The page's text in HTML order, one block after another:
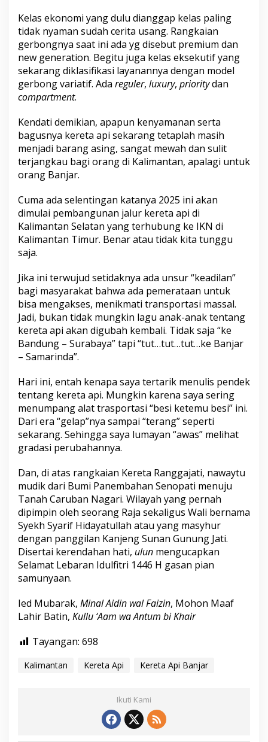
Kelas ekonomi yang dulu dianggap kelas paling
tidak nyaman sudah cerita usang. Rangkaian
gerbongnya saat ini ada yg disebut premium dan
new generation. Begitu juga kelas eksekutif yang
sekarang diklasifikasi layanannya dengan model
gerbong variatif. Ada reguler, luxury, prioritydan
compartment.
Kendati demikian, apapun kenyamanan serta
bagusnya kereta api sekarang tetaplah masih
menjadi barang asing, sangat mewah dan sulit
terjangkau bagi orang di Kalimantan, apalagi untuk
orang Banjar.
Cuma ada selentingan katanya 2025 ini akan
dimulai pembangunan jalur kereta api di
Kalimantan Selatan yang terhubung ke IKN di
Kalimantan Timur. Benar atau tidak kita tunggu
saja.
Jika ini terwujud setidaknya ada unsur “keadilan”
bagi masyarakat bahwa ada pemerataan untuk
bisa mengakses, menikmati transportasi massal.
Jadi, bukan tidak mungkin lagu anak-anak tentang
kereta api akan digubah kembali. Tidak saja “ke
Bandung – Surabaya” tapi “tut…tut…tut…ke Banjar
– Samarinda”.
Hari ini, entah kenapa saya tertarik menulis pendek
tentang kereta api. Mungkin karena saya sering
menumpang alat trasportasi “besi ketemu besi” ini.
Dari era “gelap”nya sampai “terang” seperti
sekarang. Sehingga saya lumayan “awas” melihat
gradasi perubahannya.
Dan, di atas rangkaian Kereta Ranggajati, nawaytu
mudik dari Bumi Panembahan Senopati menuju
Tanah Caruban Nagari. Wilayah yang pernah
dipimpin oleh seorang Raja sekaligus Wali bernama
Syekh Syarif Hidayatullah atau yang masyhur
dengan panggilan Kanjeng Sunan Gunung Jati.
Disertai kerendahan hati, ulun mengucapkan
Selamat Lebaran Idulfitri 1446 H gasan pian
samunyaan.
Ied Mubarak, Minal Aidin wal Faizin, Mohon Maaf
Lahir Batin, Kullu ‘Aam wa Antum bi Khair
Tayangan: 698
Kalimantan Kereta Api Kereta Api Banjar
Ikuti Kami